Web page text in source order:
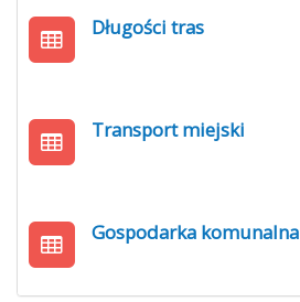
Długości tras
Transport miejski
Gospodarka komunalna